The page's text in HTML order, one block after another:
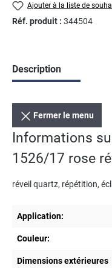
Ajouter à la liste de
Réf. produit : 344504
Description
Fermer le menu
Informations
1526/17 rose
réveil quartz, répétition,
Application:
Couleur:
Dimensions extérieures